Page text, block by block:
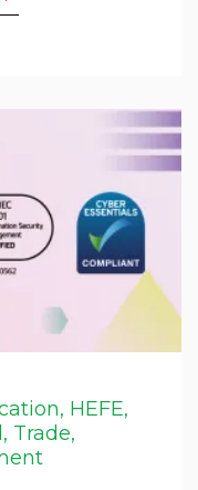
HEFE,
Trade,